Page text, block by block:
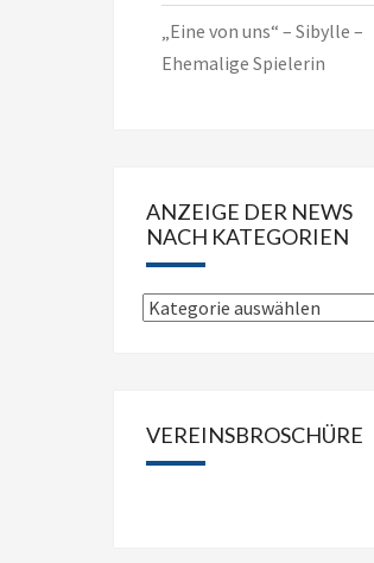
„Eine von uns“ – Sibylle –
Ehemalige Spielerin
ANZEIGE DER NEWS
NACH KATEGORIEN
Anzeige
Kategorien
VEREINSBROSCHÜRE